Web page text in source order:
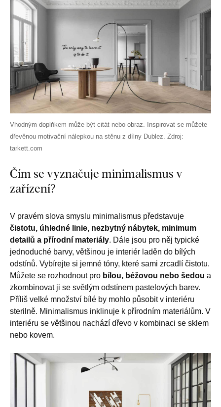
Vhodným doplňkem může být citát nebo obraz. Inspirovat se můžete
dřevěnou motivační nálepkou na stěnu z dílny Dublez. Zdroj:
tarkett.com
Čím se vyznačuje minimalismus v
zařízení?
V pravém slova smyslu minimalismus představuje
čistotu, úhledné linie, nezbytný nábytek, minimum
detailů a přírodní materiály. Dále jsou pro něj typické
jednoduché barvy, většinou je interiér laděn do bílých
odstínů. Vybírejte si jemné tóny, které sami zrcadlí čistotu.
Můžete se rozhodnout pro bílou, béžovou nebo šedou a
zkombinovat ji se světlým odstínem pastelových barev.
Příliš velké množství bílé by mohlo působit v interiéru
sterilně. Minimalismus inklinuje k přírodním materiálům. V
interiéru se většinou nachází dřevo v kombinaci se sklem
nebo kovem.